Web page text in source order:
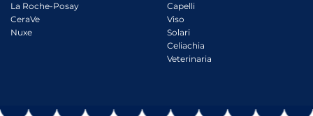
La Roche-Posay
CeraVe
Nuxe
Capelli
Viso
Solari
Celiachia
Veterinaria